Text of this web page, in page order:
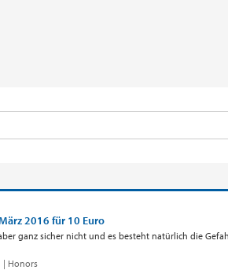
2016 für 10 Euro
ganz sicher nicht und es besteht natürlich die
| Honors